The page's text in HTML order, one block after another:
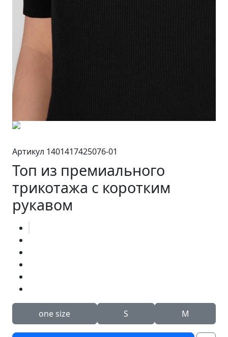
Артикул 1401417425076-01
Топ из премиального
трикотажа с коротким
рукавом
one size S M